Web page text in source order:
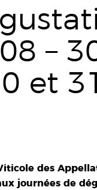
–
et
des
journées de